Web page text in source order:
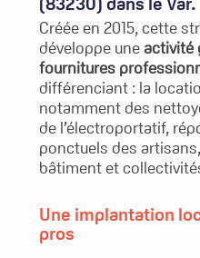
Créée en 2015, cette
développe uneactivité
fournitures
différenciant : la
notamment des
de l’électroportatif,
ponctuels des
bâtiment et
Une implantation
pros